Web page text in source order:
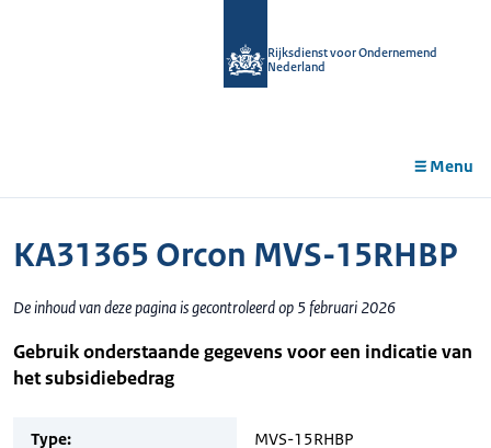
Rijksdienst voor Ondernemend
Nederland
Menu
KA31365 Orcon MVS-15RHBP
De inhoud van deze pagina is gecontroleerd op 5 februari 2026
Gebruik onderstaande gegevens voor een indicatie van
het subsidiebedrag
Type: MVS-15RHBP